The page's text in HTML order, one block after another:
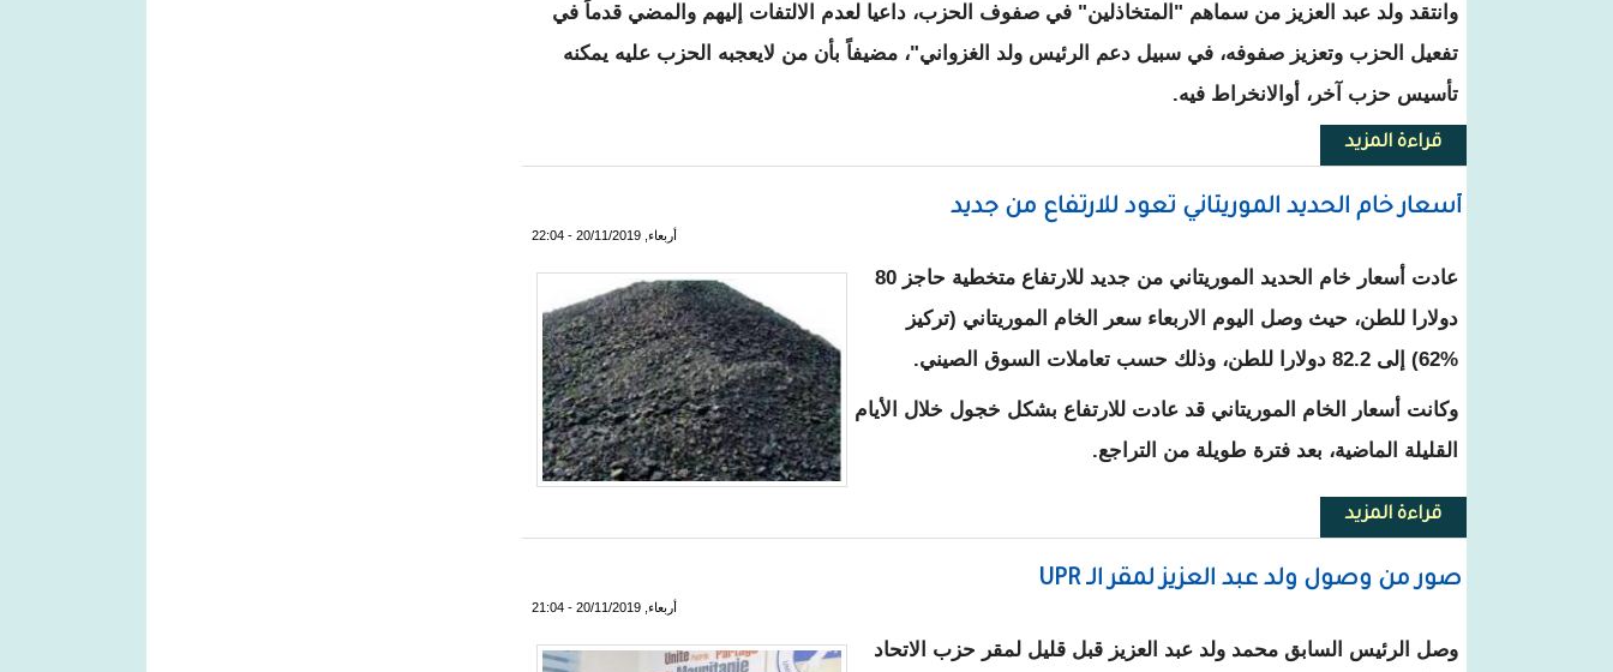
وانتقد ولد عبد العزيز من سماهم "المتخاذلين" في صفوف الحزب، داعيا لعدم الالتفات إليهم والمضي قدماً في
تفعيل الحزب وتعزيز صفوفه، في سبيل دعم الرئيس ولد الغزواني"، مضيفاً بأن من لايعجبه الحزب عليه يمكنه
تأسيس حزب آخر، أوالانخراط فيه.
قراءة المزيدحول عزيز : علاقتي بغزواني أكبر من الأشخاص ومن لايعجبه حزب UPR فليؤسس حزباً آخر - تفاصيل
أسعار خام الحديد الموريتاني تعود للارتفاع من جديد
أربعاء, 20/11/2019 - 22:04
عادت أسعار خام الحديد الموريتاني من جديد للارتفاع متخطية حاجز 80
دولارا للطن، حيث وصل اليوم الاربعاء سعر الخام الموريتاني (تركيز
62‎%‎) إلى 82.2 دولارا للطن، وذلك حسب تعاملات السوق الصيني.
وكانت أسعار الخام الموريتاني قد عادت للارتفاع بشكل خجول خلال الأيام
القليلة الماضية، بعد فترة طويلة من التراجع.
قراءة المزيدحول أسعار خام الحديد الموريتاني تعود للارتفاع من جديد
صور من وصول ولد عبد العزيز لمقر الـ UPR
أربعاء, 20/11/2019 - 21:04
وصل الرئيس السابق محمد ولد عبد العزيز قبل قليل لمقر حزب الاتحاد